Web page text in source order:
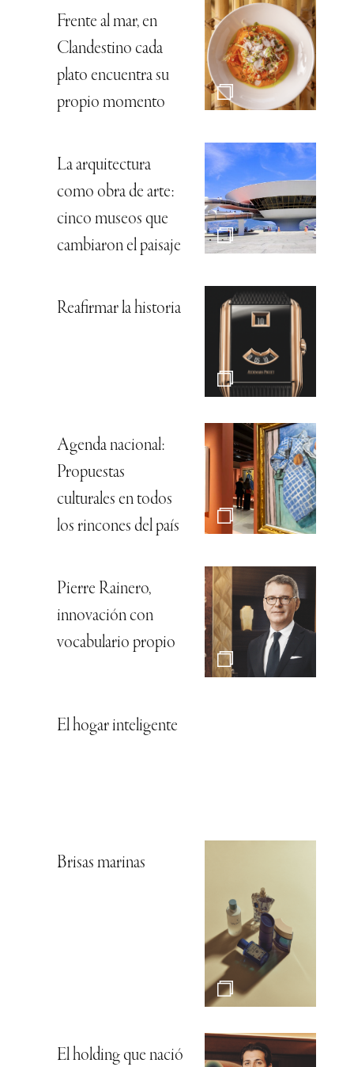
Frente al mar, en
Clandestino cada
plato encuentra su
propio momento
La arquitectura
como obra de arte:
cinco museos que
cambiaron el paisaje
Reafirmar la historia
Agenda nacional:
Propuestas
culturales en todos
los rincones del país
Pierre Rainero,
innovación con
vocabulario propio
El hogar inteligente
Brisas marinas
El holding que nació